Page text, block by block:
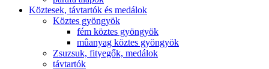
Köztesek, távtartók és medálok
Köztes gyöngyök
fém köztes gyöngyök
mûanyag köztes gyöngyök
Zsuzsuk, fityegők, medálok
távtartók